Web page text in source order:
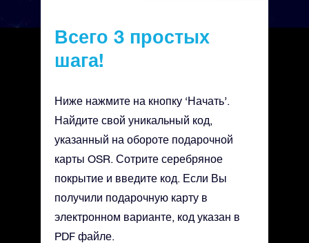
Всего 3 простых
шага!
Ниже нажмите на кнопку ‘Начать’.
Найдите свой уникальный код,
указанный на обороте подарочной
карты OSR. Сотрите серебряное
покрытие и введите код. Если Вы
получили подарочную карту в
электронном варианте, код указан в
PDF файле.